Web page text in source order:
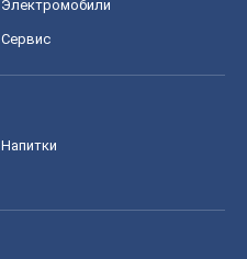
Электромобили
Сервис
Напитки